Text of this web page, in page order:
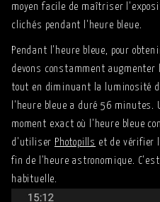
moyen facile de maîtriser
clichés pendant l'heure bleue.
Pendant l'heure bleue, pour
devons constamment augmenter
tout en diminuant la luminosité
l'heure bleue a duré 56 minutes.
moment exact où l'heure bleue
d'utiliser Photopills et de vérifier
fin de l'heure astronomique.
habituelle.